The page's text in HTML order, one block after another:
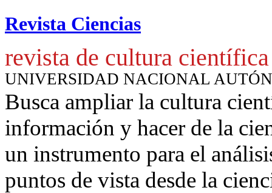
Revista Ciencias
revista de cultura científica
UNIVERSIDAD NACIONAL
Busca ampliar la cultura
información y hacer de la
un instrumento para el
puntos de vista desde la